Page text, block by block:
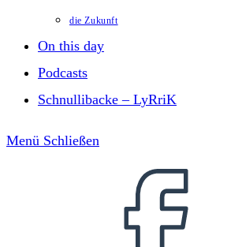
die Zukunft
On this day
Podcasts
Schnullibacke – LyRriK
Menü Schließen